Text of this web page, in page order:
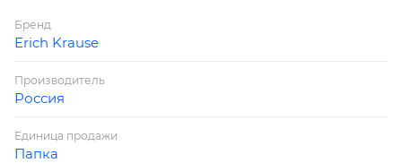
Бренд
Erich Krause
Производитель
Россия
Единица продажи
Папка